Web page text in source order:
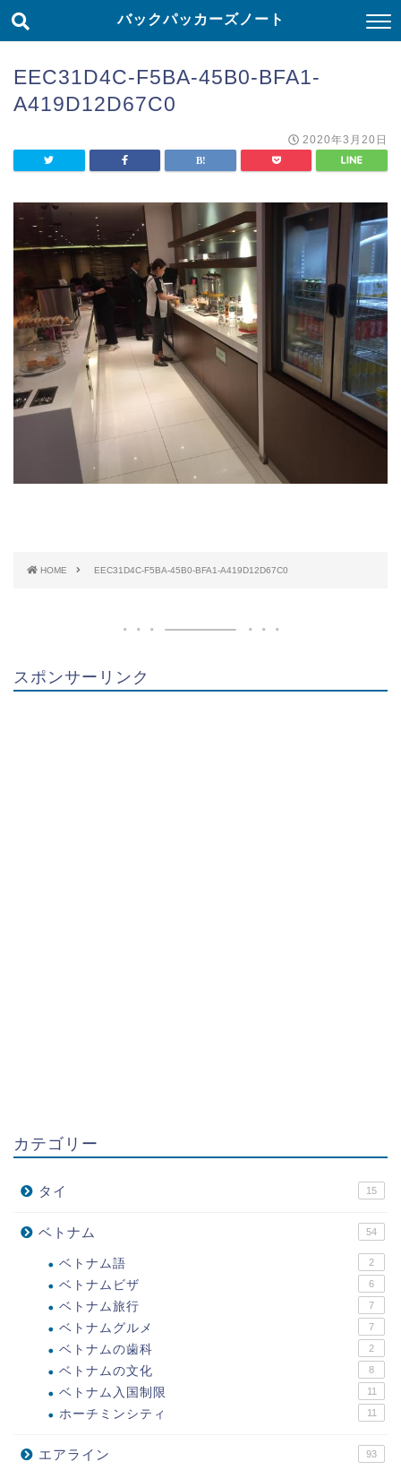
バックパッカーズノート
EEC31D4C-F5BA-45B0-BFA1-
A419D12D67C0
2020年3月20日
HOME EEC31D4C-F5BA-45B0-BFA1-A419D12D67C0
スポンサーリンク
カテゴリー
タイ 15
ベトナム 54
ベトナム語 2
ベトナムビザ 6
ベトナム旅行 7
ベトナムグルメ 7
ベトナムの歯科 2
ベトナムの文化 8
ベトナム入国制限 11
ホーチミンシティ 11
エアライン 93